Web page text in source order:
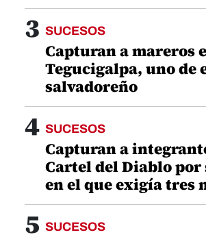
3 SUCESOS
Capturan a mareros
Tegucigalpa, uno de
salvadoreño
4 SUCESOS
Capturan a
Cartel del Diablo por
en el que exigía tres
5 SUCESOS